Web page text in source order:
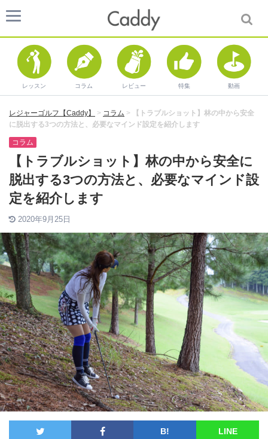
レッスン コラム レビュー 特集 動画
レジャーゴルフ【Caddy】 > コラム >
【トラブルショット】林の中から安全
に脱出する3つの方法と、必要なマインド設定を紹介します
コラム
【トラブルショット】林の中から安全に
脱出する3つの方法と、必要なマインド設
定を紹介します
2020年9月25日
B! LINE